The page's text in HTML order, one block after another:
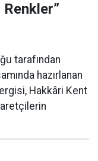
Renkler”
tarafından
hazırlanan
Hakkâri Kent